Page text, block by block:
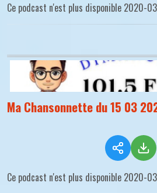
Ce podcast n'est plus disponible 2020-
Ma Chansonnette du 15 03
Ce podcast n'est plus disponible 2020-